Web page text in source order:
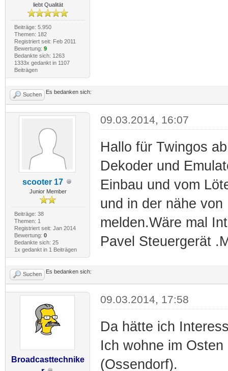
liebt Qualität
Beiträge: 5.950
Themen: 182
Registriert seit: Feb 2011
Bewertung: 9
Bedankte sich: 1263
1333x gedankt in 1107
Beiträgen
Suchen Es bedanken sich:
scooter 17
Junior Member
Beiträge: 38
Themen: 1
Registriert seit: Jan 2014
Bewertung: 0
Bedankte sich: 25
1x gedankt in 1 Beiträgen
09.03.2014, 16:07
Hallo für Twingos
Dekoder und
Einbau und vom
und in der nähe
melden.Wäre mal
Pavel Steuergerät
Suchen Es bedanken sich:
Broadcasttechnike
09.03.2014, 17:58
Da hätte ich
Ich wohne im
(Ossendorf).